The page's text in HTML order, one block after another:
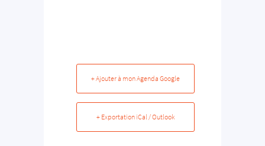
+ Ajouter à mon Agenda Google
+ Exportation iCal / Outlook